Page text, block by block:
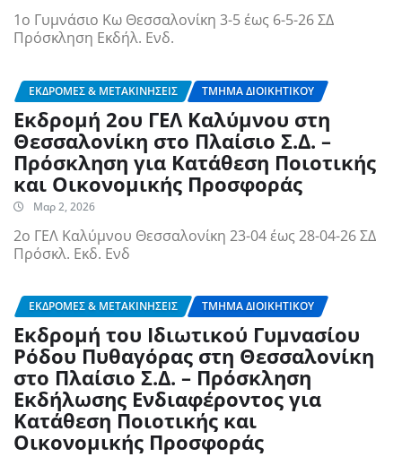
1ο Γυμνάσιο Κω Θεσσαλονίκη 3-5 έως 6-5-26 ΣΔ
Πρόσκληση Εκδήλ. Ενδ.
ΕΚΔΡΟΜΈΣ & ΜΕΤΑΚΙΝΉΣΕΙΣ ΤΜΉΜΑ ΔΙΟΙΚΗΤΙΚΟΎ
Εκδρομή 2ου ΓΕΛ Καλύμνου στη
Θεσσαλονίκη στο Πλαίσιο Σ.Δ. –
Πρόσκληση για Κατάθεση Ποιοτικής
και Οικονομικής Προσφοράς
Μαρ 2, 2026
2ο ΓΕΛ Καλύμνου Θεσσαλονίκη 23-04 έως 28-04-26 ΣΔ
Πρόσκλ. Εκδ. Ενδ
ΕΚΔΡΟΜΈΣ & ΜΕΤΑΚΙΝΉΣΕΙΣ ΤΜΉΜΑ ΔΙΟΙΚΗΤΙΚΟΎ
Εκδρομή του Ιδιωτικού Γυμνασίου
Ρόδου Πυθαγόρας στη Θεσσαλονίκη
στο Πλαίσιο Σ.Δ. – Πρόσκληση
Εκδήλωσης Ενδιαφέροντος για
Κατάθεση Ποιοτικής και
Οικονομικής Προσφοράς